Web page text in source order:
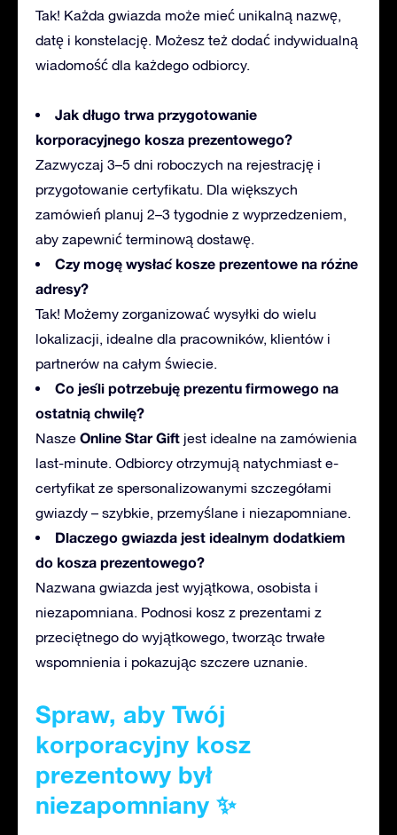
Tak! Każda gwiazda może mieć unikalną nazwę,
datę i konstelację. Możesz też dodać indywidualną
wiadomość dla każdego odbiorcy.
Jak długo trwa przygotowanie
korporacyjnego kosza prezentowego?
Zazwyczaj 3–5 dni roboczych na rejestrację i
przygotowanie certyfikatu. Dla większych
zamówień planuj 2–3 tygodnie z wyprzedzeniem,
aby zapewnić terminową dostawę.
Czy mogę wysłać kosze prezentowe na różne
adresy?
Tak! Możemy zorganizować wysyłki do wielu
lokalizacji, idealne dla pracowników, klientów i
partnerów na całym świecie.
Co jeśli potrzebuję prezentu firmowego na
ostatnią chwilę?
Nasze Online Star Gift jest idealne na zamówienia
last-minute. Odbiorcy otrzymują natychmiast e-
certyfikat ze spersonalizowanymi szczegółami
gwiazdy – szybkie, przemyślane i niezapomniane.
Dlaczego gwiazda jest idealnym dodatkiem
do kosza prezentowego?
Nazwana gwiazda jest wyjątkowa, osobista i
niezapomniana. Podnosi kosz z prezentami z
przeciętnego do wyjątkowego, tworząc trwałe
wspomnienia i pokazując szczere uznanie.
Spraw, aby Twój
korporacyjny kosz
prezentowy był
niezapomniany ✨